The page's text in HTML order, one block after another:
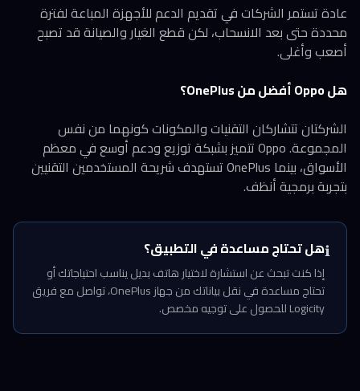
عادة تستمر الشركات في تقديم الدعم للأجهزة المباعة لفترة
محددة حتى بعد الانسحاب، لكن قطع الغيار والصيانة قد تصبح
أصعب وأغلى.
هل Oppo أفضل من OnePlus؟
الشركتان تتشاركان التقنيات والمكونات كونهما من نفس
المجموعة. Oppo تتميز بشبكة توزيع ودعم أوسع في معظم
الأسواق، بينما OnePlus تستهدف شريحة المستخدمين التقنيين
بتجربة برمجية أنظف.
ℹ️هل تحتاج مساعدة في التطبيق؟
إذا كنت تبحث عن استشارة لاختيار هاتف بديل يناسب احتياجاتك أو
تحتاج مساعدة في نقل بياناتك من جهاز OnePlus، تواصل مع فريق
Logicity للحصول على توجيه مخصص.